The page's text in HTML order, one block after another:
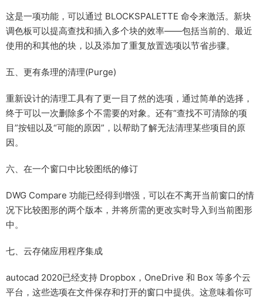
这是一项功能，可以通过 BLOCKSPALETTE 命令来激活。新块
调色板可以提高查找和插入多个块的效率——包括当前的、最近
使用的和其他的块，以及添加了重复放置选项以节省步骤。
五、更有条理的清理(Purge)
重新设计的清理工具有了更一目了然的选项，通过简单的选择，
终于可以一次删除多个不需要的对象。还有“查找不可清除的项
目”按钮以及“可能的原因”，以帮助了解无法清理某些项目的原
因。
六、在一个窗口中比较图纸的修订
DWG Compare 功能已经得到增强，可以在不离开当前窗口的情
况下比较图形的两个版本，并将所需的更改实时导入到当前图形
中。
七、云存储应用程序集成
autocad 2020已经支持 Dropbox，OneDrive 和 Box 等多个云
平台，这些选项在文件保存和打开的窗口中提供。这意味着你可